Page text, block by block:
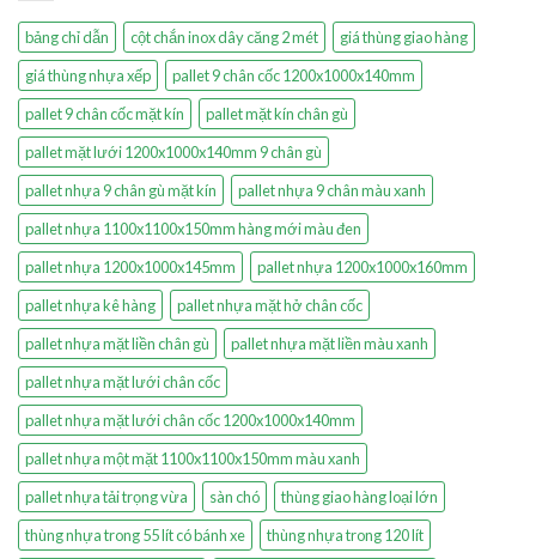
bảng chỉ dẫn cột chắn inox dây căng 2 mét
giá thùng giao hàng
giá thùng nhựa xếp
pallet 9 chân cốc 1200x1000x140mm
pallet 9 chân cốc mặt kín
pallet mặt kín chân gù
pallet mặt lưới 1200x1000x140mm 9 chân gù
pallet nhựa 9 chân gù mặt kín
pallet nhựa 9 chân màu xanh
pallet nhựa 1100x1100x150mm hàng mới màu đen
pallet nhựa 1200x1000x145mm
pallet nhựa 1200x1000x160mm
pallet nhựa kê hàng
pallet nhựa mặt hở chân cốc
pallet nhựa mặt liền chân gù
pallet nhựa mặt liền màu xanh
pallet nhựa mặt lưới chân cốc
pallet nhựa mặt lưới chân cốc 1200x1000x140mm
pallet nhựa một mặt 1100x1100x150mm màu xanh
pallet nhựa tải trọng vừa
sàn chó
thùng giao hàng loại lớn
thùng nhựa trong 55 lít có bánh xe
thùng nhựa trong 120 lít